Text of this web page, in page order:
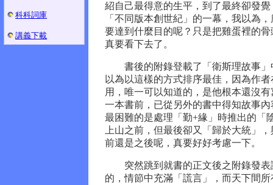
科科詞庫
講義下載
紹自己最得意的生平，到了最終卻發
「不同版本創世紀」的一幕，我以為
要達到什麼目的呢？只是把雞蛋裡的
真要看下去了。
書後的附錄登載了「衛斯理故事」
以為以這樣的方式排序最佳，因為作
用，唯一可以知道的，是他根本還沒
一本書前，已從另外的書中得知故事
最困難的是處理「勤+緣」時推出的「
上山之前，但最後卻又「歸於大統」
前還是之後呢，真要好好考慮一下。
突然跳到就書的正文後之附錄發表
的，情節中充滿「謊言」，而天下間